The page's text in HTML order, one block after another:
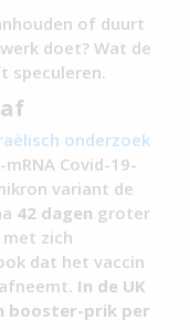
of duurt
doet? Wat de
speculeren.
onderzoek
Covid-19-
variant de
42 dagen groter
zich
dat het vaccin
In de UK
booster-prik per